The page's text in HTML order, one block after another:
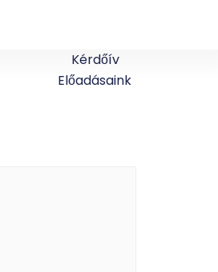
Kérdőív
Előadásaink